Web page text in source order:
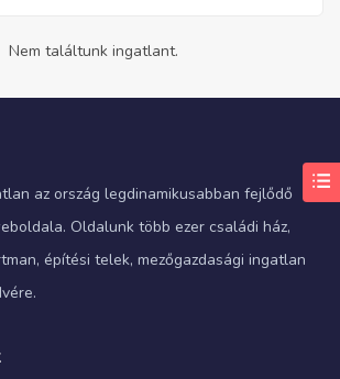
Nem találtunk ingatlant.
az ország legdinamikusabban fejlődő
Oldalunk több ezer családi ház,
építési telek, mezőgazdasági ingatlan